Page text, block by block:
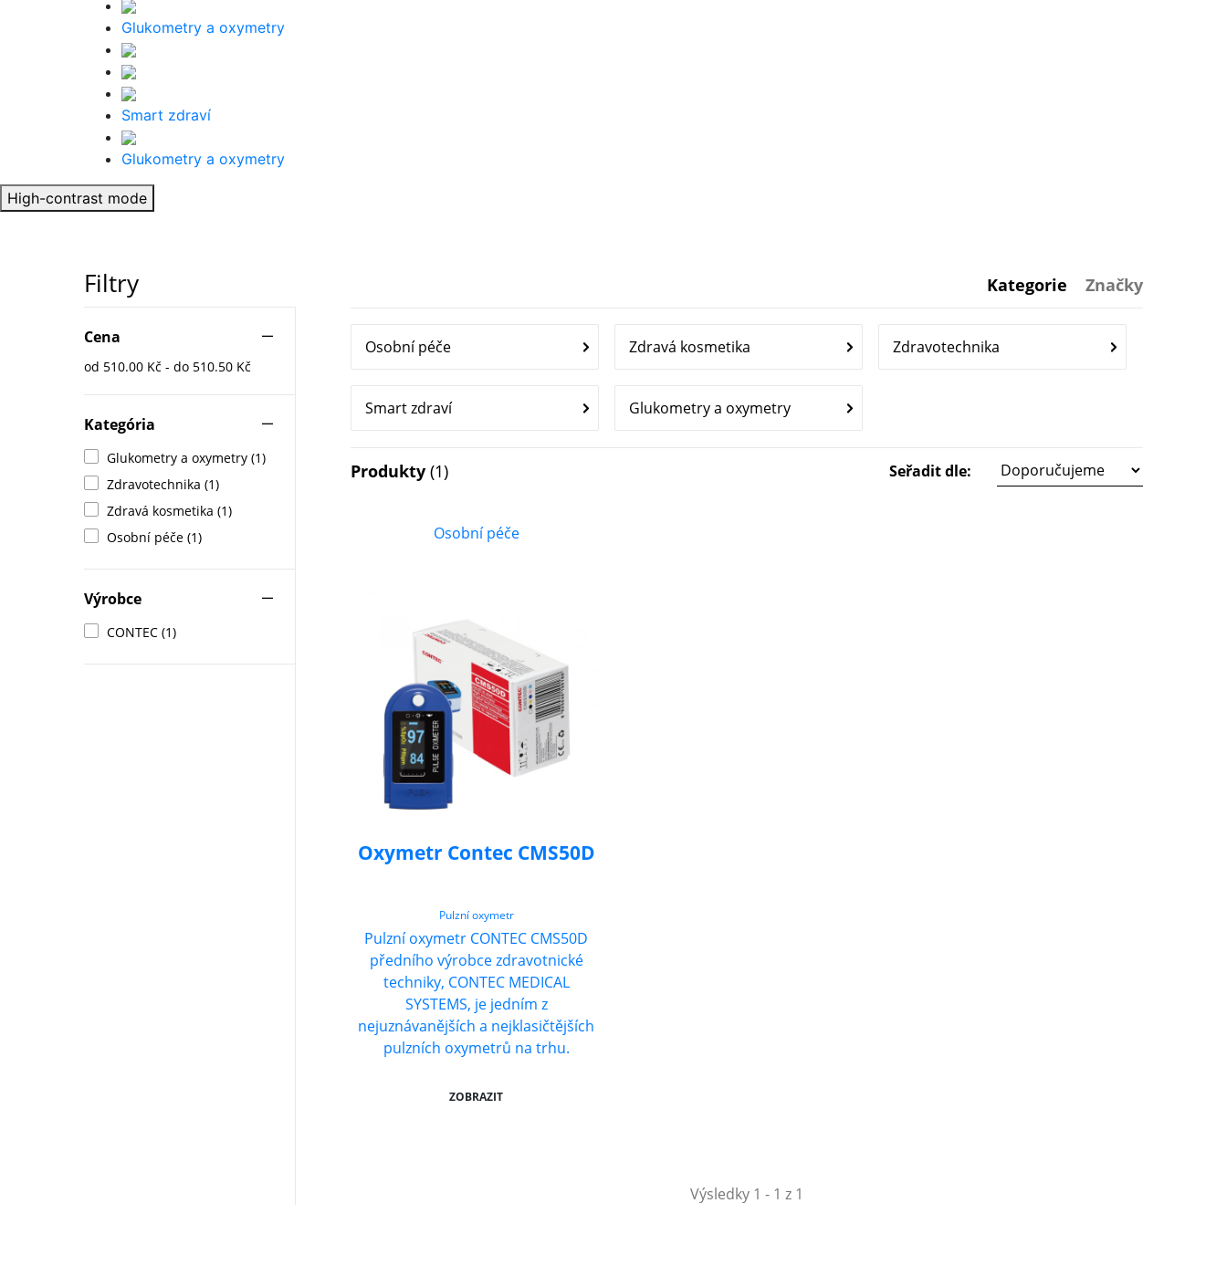
Glukometry a oxymetry
Smart zdraví
Glukometry a oxymetry
High-contrast mode
Filtry
Cena
od 510.00 Kč - do 510.50 Kč
Kategória
Glukometry a oxymetry (1)
Zdravotechnika (1)
Zdravá kosmetika (1)
Osobní péče (1)
Výrobce
CONTEC (1)
Kategorie Značky
Osobní péče Zdravá kosmetika Zdravotechnika
Smart zdraví Glukometry a oxymetry
Seřadit dle:
Produkty (1)
Osobní péče
Oxymetr Contec CMS50D
Pulzní oxymetr
Pulzní oxymetr CONTEC CMS50D
předního výrobce zdravotnické
techniky, CONTEC MEDICAL
SYSTEMS, je jedním z
nejuznávanějších a nejklasičtějších
pulzních oxymetrů na trhu.
ZOBRAZIT
Výsledky 1 - 1 z 1